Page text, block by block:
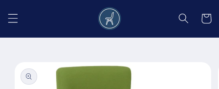
conținut
Coș
informațiile
despre
produs